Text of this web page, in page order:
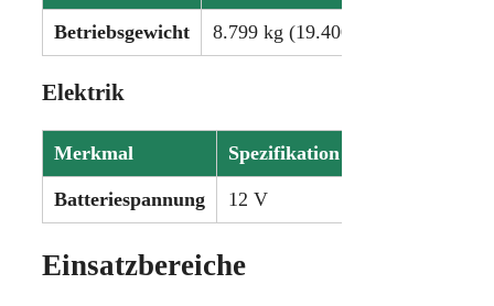
Betriebsgewicht 8.799 kg (19.400 lbs)
Elektrik
Merkmal Spezifikation
Batteriespannung 12 V
Einsatzbereiche